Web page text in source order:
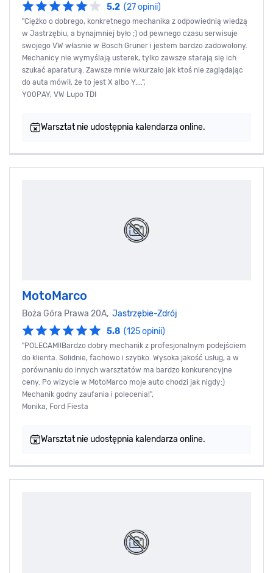
5.2 (27 opinii)
"Ciężko o dobrego, konkretnego mechanika z odpowiednią wiedzą
w Jastrzębiu, a bynajmniej było ;) od pewnego czasu serwisuje
swojego VW własnie w Bosch Gruner i jestem bardzo zadowolony.
Mechanicy nie wymyślają usterek, tylko zawsze starają się ich
szukać aparaturą. Zawsze mnie wkurzało jak ktoś nie zaglądając
do auta mówił, że to jest X albo Y....",
Y00PAY, VW Lupo TDI
Warsztat nie udostępnia kalendarza online.
MotoMarco
Boża Góra Prawa 20A, Jastrzębie-Zdrój
5.8 (125 opinii)
"POLECAM!!Bardzo dobry mechanik z profesjonalnym podejściem
do klienta. Solidnie, fachowo i szybko. Wysoka jakość usług, a w
porównaniu do innych warsztatów ma bardzo konkurencyjne
ceny. Po wizycie w MotoMarco moje auto chodzi jak nigdy:)
Mechanik godny zaufania i polecenia!",
Monika, Ford Fiesta
Warsztat nie udostępnia kalendarza online.